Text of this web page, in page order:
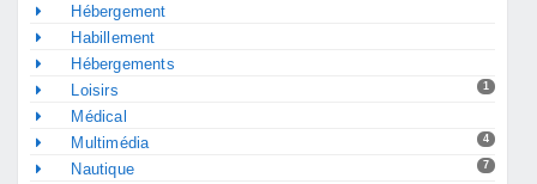
Hébergement
Habillement
Hébergements
1
Loisirs
Médical
4
Multimédia
7
Nautique